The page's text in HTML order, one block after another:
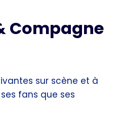
Compagne
sur scène et à
fans que ses